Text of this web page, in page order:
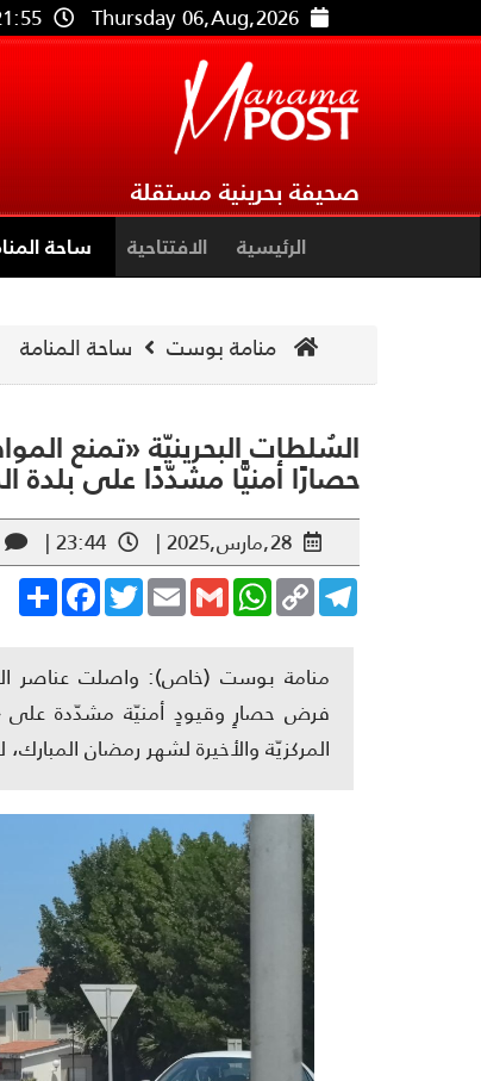
Thursday 06,Aug,2026
صحيفة بحرينية مستقلة
الرئيسية الافتتاحية ساحة
منامة بوست ساحة المنامة
السُلطات البحرينيّة «تمنع
حصارًا أمنيًّا مشدّدًا على بلدة
28,مارس,2025 | 23:44 |
Share
FacebookTwitterEmailGmail
WhatsAppCopy
Link
Telegram
منامة بوست (خاص): واصلت عناصر
فرض حصارٍ وقيودٍ أمنيّة مشدّدة على
المركزيّة والأخيرة لشهر رمضان